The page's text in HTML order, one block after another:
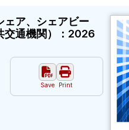
ェア、シェアビー
交通機関）：2026
Save Print